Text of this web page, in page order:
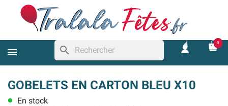
search
0
GOBELETS EN CARTON BLEU X10
lens En stock